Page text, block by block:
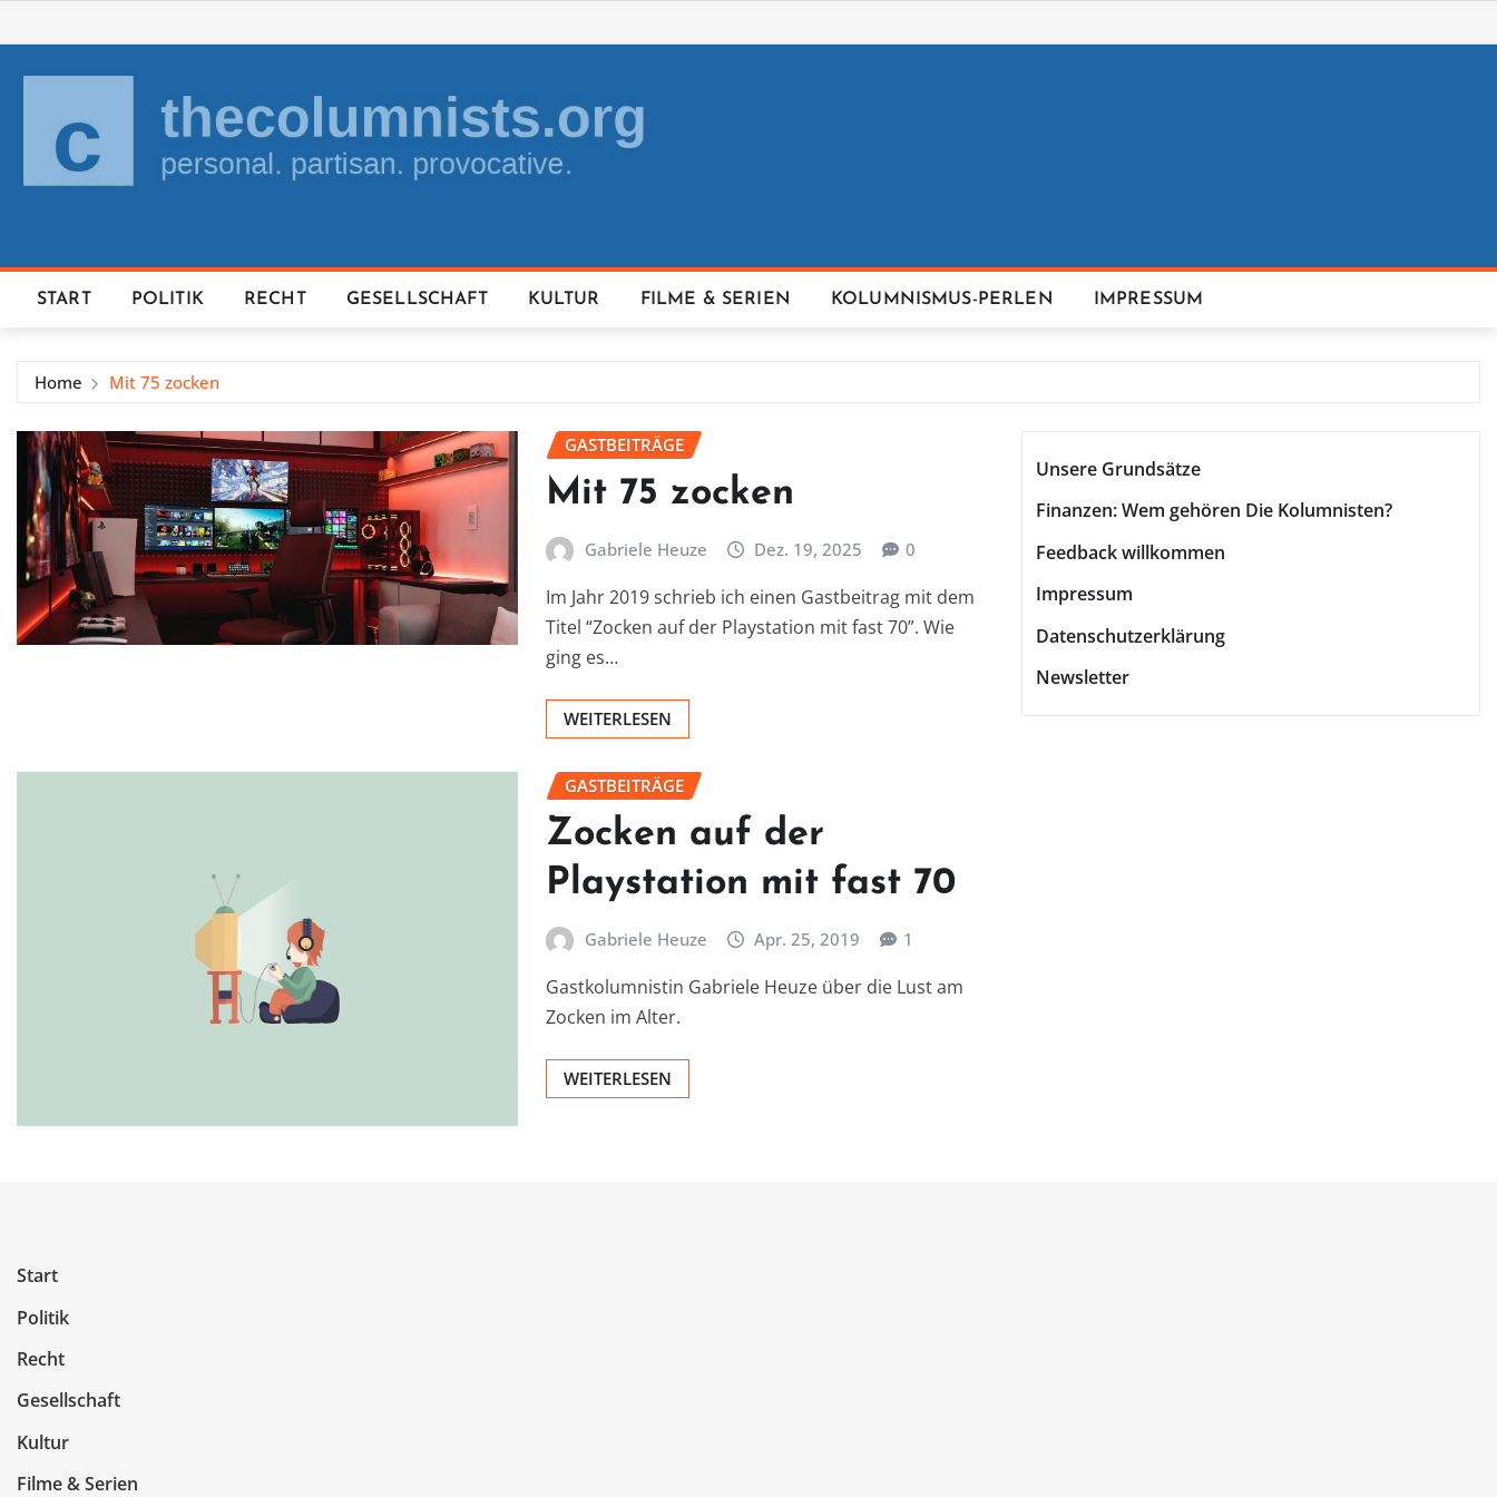
to
content
START POLITIK RECHT GESELLSCHAFT KULTUR FILME & SERIEN KOLUMNISMUS-PERLEN IMPRESSUM
Home Mit 75 zocken
GASTBEITRÄGE
Mit 75 zocken
Gabriele Heuze Dez. 19, 2025 0
Im Jahr 2019 schrieb ich einen Gastbeitrag mit dem
Titel “Zocken auf der Playstation mit fast 70”. Wie
ging es…
WEITERLESEN
GASTBEITRÄGE
Zocken auf der
Playstation mit fast 70
Gabriele Heuze Apr. 25, 2019 1
Gastkolumnistin Gabriele Heuze über die Lust am
Zocken im Alter.
WEITERLESEN
Unsere Grundsätze
Finanzen: Wem gehören Die Kolumnisten?
Feedback willkommen
Impressum
Datenschutzerklärung
Newsletter
Start
Politik
Recht
Gesellschaft
Kultur
Filme & Serien